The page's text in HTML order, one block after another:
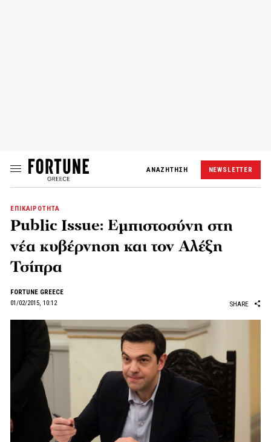
ΑΝΑΖΗΤΗΣΗ NEWSLETTER
ΕΠΙΚΑΙΡΟΤΗΤΑ
Public Issue: Εμπιστοσύνη στη
νέα κυβέρνηση και τον Αλέξη
Τσίπρα
FORTUNE GREECE
01/02/2015, 10:12
SHARE